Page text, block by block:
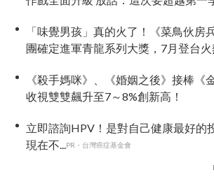
「味覺男孩」真的火了！《菜鳥伙房
團確定進軍青龍系列大獎，7月登台火
《殺手媽咪》、《婚姻之後》接棒《
收視雙雙飆升至7～8%創新高！
立即諮詢HPV！是對自己健康最好的
現在不...PR・台灣癌症基金會